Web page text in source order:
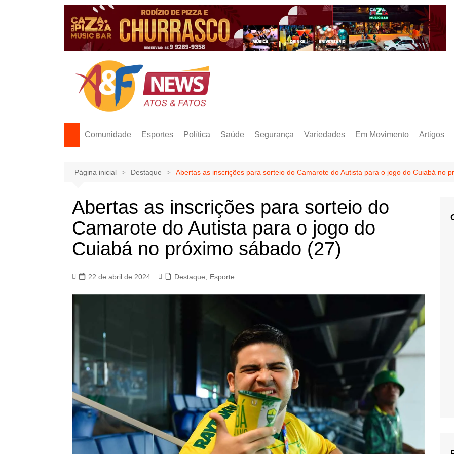
Comunidade Esportes Política Saúde Segurança Variedades Em Movimento Artigos
Página inicial Destaque Abertas as inscrições para sorteio do Camarote do Autista para o jogo do Cuiabá no
Abertas as inscrições para sorteio do
Camarote do Autista para o jogo do
Cuiabá no próximo sábado (27)
22 de abril de 2024 Destaque Esporte